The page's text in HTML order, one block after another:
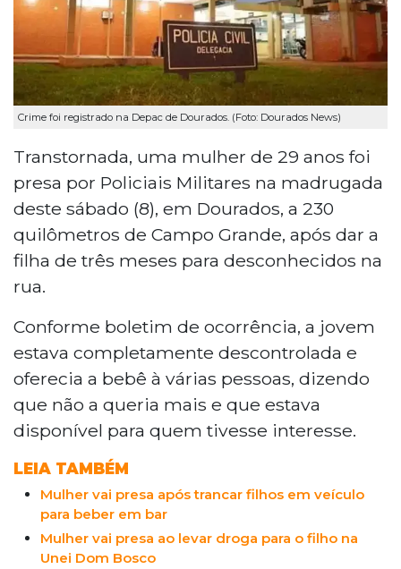
Crime foi registrado na Depac de Dourados. (Foto: Dourados News)
Transtornada, uma mulher de 29 anos foi
presa por Policiais Militares na madrugada
deste sábado (8), em Dourados, a 230
quilômetros de Campo Grande, após dar a
filha de três meses para desconhecidos na
rua.
Conforme boletim de ocorrência, a jovem
estava completamente descontrolada e
oferecia a bebê à várias pessoas, dizendo
que não a queria mais e que estava
disponível para quem tivesse interesse.
LEIA TAMBÉM
Mulher vai presa após trancar filhos em veículo
para beber em bar
Mulher vai presa ao levar droga para o filho na
Unei Dom Bosco